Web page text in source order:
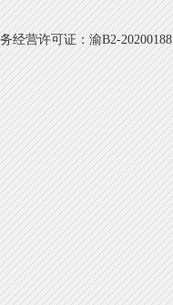
营许可证：渝B2-20200188